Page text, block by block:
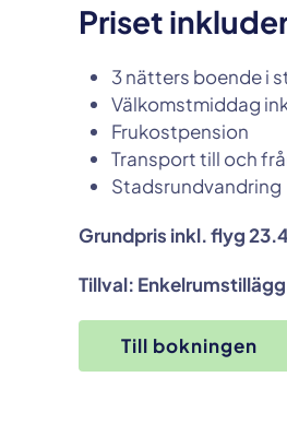
Priset
3 nätters boende i
Välkomstmiddag
Frukostpension
Transport till och
Stadsrundvandring
Grundpris inkl. flyg
Tillval:
Till bokningen